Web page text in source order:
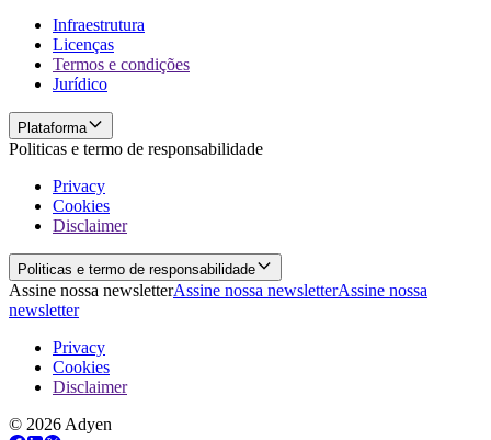
Infraestrutura
Licenças
Termos e condições
Jurídico
Plataforma
Politicas e termo de responsabilidade
Privacy
Cookies
Disclaimer
Politicas e termo de responsabilidade
Assine nossa newsletterAssine nossa newsletterAssine nossa
newsletter
Privacy
Cookies
Disclaimer
© 2026 Adyen